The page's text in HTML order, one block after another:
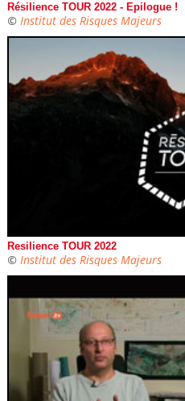
Résilience TOUR 2022 - Epilogue !
© Institut des Risques Majeurs
Resilience TOUR 2022
© Institut des Risques Majeurs